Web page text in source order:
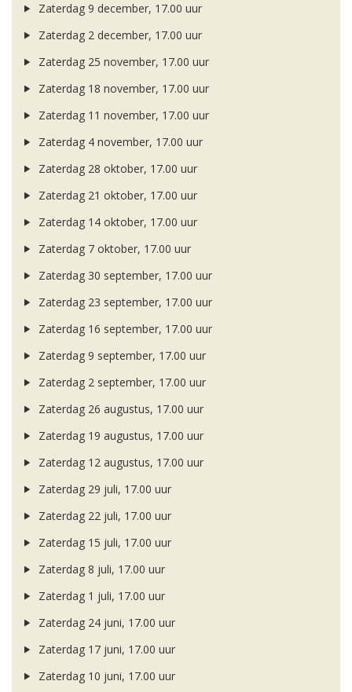
Zaterdag 9 december, 17.00 uur
Zaterdag 2 december, 17.00 uur
Zaterdag 25 november, 17.00 uur
Zaterdag 18 november, 17.00 uur
Zaterdag 11 november, 17.00 uur
Zaterdag 4 november, 17.00 uur
Zaterdag 28 oktober, 17.00 uur
Zaterdag 21 oktober, 17.00 uur
Zaterdag 14 oktober, 17.00 uur
Zaterdag 7 oktober, 17.00 uur
Zaterdag 30 september, 17.00 uur
Zaterdag 23 september, 17.00 uur
Zaterdag 16 september, 17.00 uur
Zaterdag 9 september, 17.00 uur
Zaterdag 2 september, 17.00 uur
Zaterdag 26 augustus, 17.00 uur
Zaterdag 19 augustus, 17.00 uur
Zaterdag 12 augustus, 17.00 uur
Zaterdag 29 juli, 17.00 uur
Zaterdag 22 juli, 17.00 uur
Zaterdag 15 juli, 17.00 uur
Zaterdag 8 juli, 17.00 uur
Zaterdag 1 juli, 17.00 uur
Zaterdag 24 juni, 17.00 uur
Zaterdag 17 juni, 17.00 uur
Zaterdag 10 juni, 17.00 uur